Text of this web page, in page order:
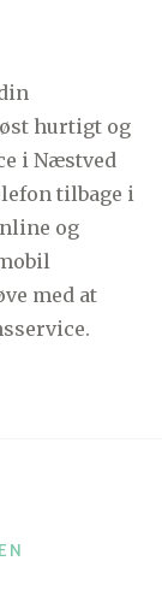
hurtigt og
i Næstved
tilbage i
og
med at